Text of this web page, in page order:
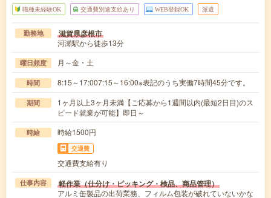
職種未経験OK 交通費別途支給あり WEB登録OK 派遣
勤務地 滋賀県彦根市
河瀬駅から徒歩13分
曜日頻度 月～金・土
時間 8:15～17:007:15～16:00※表記のうち実働7時間45分です。
期間
1ヶ月以上3ヶ月未満【ご応募から1週間以内(最短2日目)のス
ピード就業が可能】即日～
時給 時給1500円
交通費
交通費支給有り
仕事内容 軽作業（仕分け・ピッキング・検品、商品管理）
アルミ缶製品の出荷業務、フィルム包装が破れていないかな